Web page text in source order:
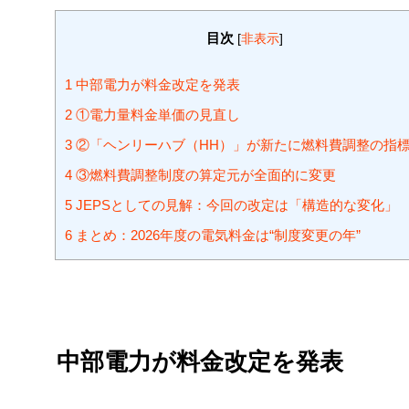
目次 [非表示]
1 中部電力が料金改定を発表
2 ①電力量料金単価の見直し
3 ②「ヘンリーハブ（HH）」が新たに燃料費調整の指
4 ③燃料費調整制度の算定元が全面的に変更
5 JEPSとしての見解：今回の改定は「構造的な変化」
6 まとめ：2026年度の電気料金は“制度変更の年”
中部電力が料金改定を発表